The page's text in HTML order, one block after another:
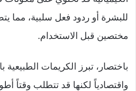
للبشرة أو ردود فعل سلبية، مما
مختصين قبل الاستخدام.
باختصار، تبرز الكريمات الطبيعية
واقتصادياً لكنها قد تتطلب وقتاً